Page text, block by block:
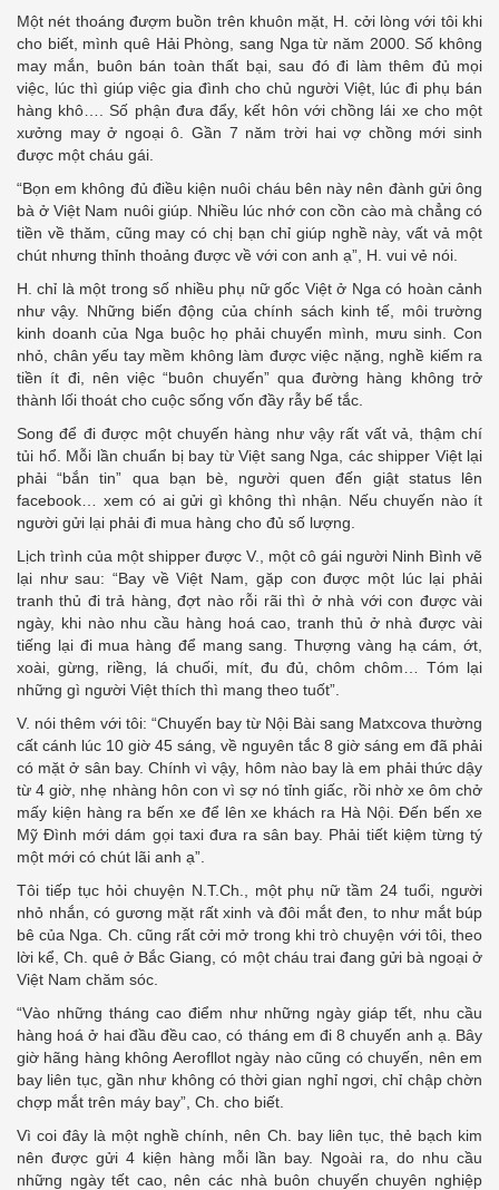
Một nét thoáng đượm buồn trên khuôn mặt, H. cởi lòng với tôi khi
cho biết, mình quê Hải Phòng, sang Nga từ năm 2000. Số không
may mắn, buôn bán toàn thất bại, sau đó đi làm thêm đủ mọi
việc, lúc thì giúp việc gia đình cho chủ người Việt, lúc đi phụ bán
hàng khô…. Số phận đưa đẩy, kết hôn với chồng lái xe cho một
xưởng may ở ngoại ô. Gần 7 năm trời hai vợ chồng mới sinh
được một cháu gái.
“Bọn em không đủ điều kiện nuôi cháu bên này nên đành gửi ông
bà ở Việt Nam nuôi giúp. Nhiều lúc nhớ con cồn cào mà chẳng có
tiền về thăm, cũng may có chị bạn chỉ giúp nghề này, vất vả một
chút nhưng thỉnh thoảng được về với con anh ạ”, H. vui vẻ nói.
H. chỉ là một trong số nhiều phụ nữ gốc Việt ở Nga có hoàn cảnh
như vậy. Những biến động của chính sách kinh tế, môi trường
kinh doanh của Nga buộc họ phải chuyển mình, mưu sinh. Con
nhỏ, chân yếu tay mềm không làm được việc nặng, nghề kiếm ra
tiền ít đi, nên việc “buôn chuyến” qua đường hàng không trở
thành lối thoát cho cuộc sống vốn đầy rẫy bế tắc.
Song để đi được một chuyến hàng như vậy rất vất vả, thậm chí
tủi hổ. Mỗi lần chuẩn bị bay từ Việt sang Nga, các shipper Việt lại
phải “bắn tin” qua bạn bè, người quen đến giật status lên
facebook… xem có ai gửi gì không thì nhận. Nếu chuyến nào ít
người gửi lại phải đi mua hàng cho đủ số lượng.
Lịch trình của một shipper được V., một cô gái người Ninh Bình vẽ
lại như sau: “Bay về Việt Nam, gặp con được một lúc lại phải
tranh thủ đi trả hàng, đợt nào rỗi rãi thì ở nhà với con được vài
ngày, khi nào nhu cầu hàng hoá cao, tranh thủ ở nhà được vài
tiếng lại đi mua hàng để mang sang. Thượng vàng hạ cám, ớt,
xoài, gừng, riềng, lá chuối, mít, đu đủ, chôm chôm… Tóm lại
những gì người Việt thích thì mang theo tuốt”.
V. nói thêm với tôi: “Chuyến bay từ Nội Bài sang Matxcova thường
cất cánh lúc 10 giờ 45 sáng, về nguyên tắc 8 giờ sáng em đã phải
có mặt ở sân bay. Chính vì vậy, hôm nào bay là em phải thức dậy
từ 4 giờ, nhẹ nhàng hôn con vì sợ nó tỉnh giấc, rồi nhờ xe ôm chở
mấy kiện hàng ra bến xe để lên xe khách ra Hà Nội. Đến bến xe
Mỹ Đình mới dám gọi taxi đưa ra sân bay. Phải tiết kiệm từng tý
một mới có chút lãi anh ạ”.
Tôi tiếp tục hỏi chuyện N.T.Ch., một phụ nữ tầm 24 tuổi, người
nhỏ nhắn, có gương mặt rất xinh và đôi mắt đen, to như mắt búp
bê của Nga. Ch. cũng rất cởi mở trong khi trò chuyện với tôi, theo
lời kể, Ch. quê ở Bắc Giang, có một cháu trai đang gửi bà ngoại ở
Việt Nam chăm sóc.
“Vào những tháng cao điểm như những ngày giáp tết, nhu cầu
hàng hoá ở hai đầu đều cao, có tháng em đi 8 chuyến anh ạ. Bây
giờ hãng hàng không Aerofllot ngày nào cũng có chuyến, nên em
bay liên tục, gần như không có thời gian nghỉ ngơi, chỉ chập chờn
chợp mắt trên máy bay”, Ch. cho biết.
Vì coi đây là một nghề chính, nên Ch. bay liên tục, thẻ bạch kim
nên được gửi 4 kiện hàng mỗi lần bay. Ngoài ra, do nhu cầu
những ngày tết cao, nên các nhà buôn chuyến chuyên nghiệp